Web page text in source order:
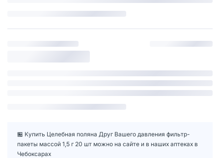
🏪 Купить Целебная поляна Друг Вашего давления фильтр-
пакеты массой 1,5 г 20 шт можно на сайте и в наших аптеках в
Чебоксарах